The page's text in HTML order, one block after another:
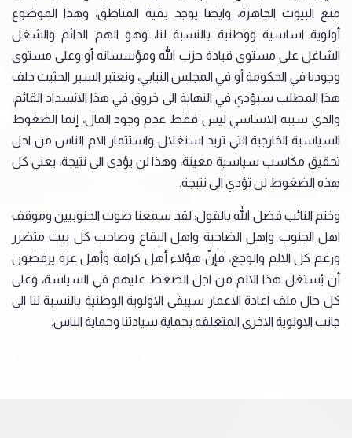
منع البيوت الجاهزة، وايضا يوجد بقية المناطق، وهذا الموضوع
أولوية اساسية ووطنية بالنسبة لنا، وهو الهم الدائم والشغل
الشاغل على مستوى قيادة حزب الله ومؤسساته أو وعلى مستوى
وجودنا في الحكومة أو في المجلس النيابي، ونعتبر السير الحثيث خلف
هذا المطلب سيؤدي في النهاية الى خروق في هذا الانسداد القائم،
والذي سببه الاساسي ليس فقط عدم وجود المال، إنما الضغوط
السياسية الخارجية التي تريد استغلال واستثمار الام الناس من اجل
تحقيق مكاسب سياسية معينة، وهذا لن يؤدي الى نتيجة، يعني كل
هذه الضغوط لن تؤدي الى نتيجة.
وختم النائب فضل الله بالقول: لقد سمعنا صوت الجنوبيين وموقف
اهل الجنوب واهل الضاحية واهل البقاع وصاحب كل بيت متضرر
ورغم كل الالم والوجع، فإنّ هؤلاء أهل كرامة وأهل عزة يرفضون
أن يُستغل هذا الالم من اجل الضغط عليهم في السياسة، وعلى
كل حال ملف اعادة الاعمار سيبقى الاولوية الوطنية بالنسبة لنا الى
جانب الاولوية الاخرى المتعلقه بحماية سيادتنا وحماية الناس.